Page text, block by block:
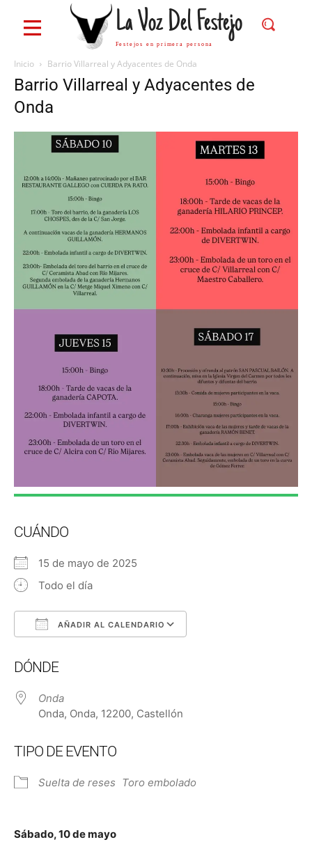
La Voz Del Festejo
Festejos en primera persona
Inicio Barrio Villarreal y Adyacentes de Onda
Barrio Villarreal y Adyacentes de
Onda
CUÁNDO
15 de mayo de 2025
Todo el día
AÑADIR AL CALENDARIO
DÓNDE
Onda
Onda, Onda, 12200, Castellón
TIPO DE EVENTO
Suelta de reses Toro embolado
Sábado, 10 de mayo